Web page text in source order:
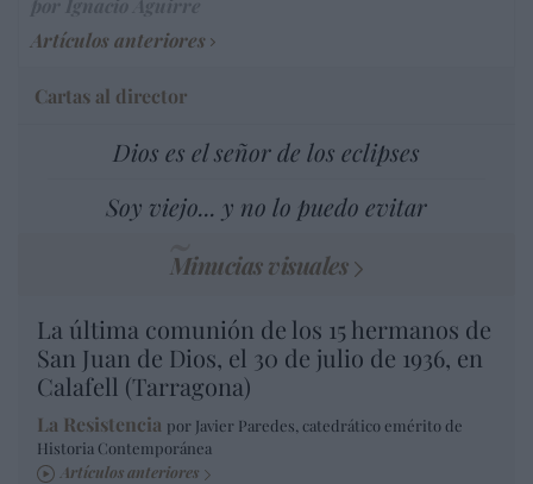
Artículos anteriores
Cartas al director
Dios es el señor de los eclipses
Soy viejo... y no lo puedo evitar
Minucias visuales
La última comunión de los 15 hermanos de
San Juan de Dios, el 30 de julio de 1936, en
Calafell (Tarragona)
La Resistencia por Javier Paredes, catedrático emérito de
Historia Contemporánea
Artículos anteriores